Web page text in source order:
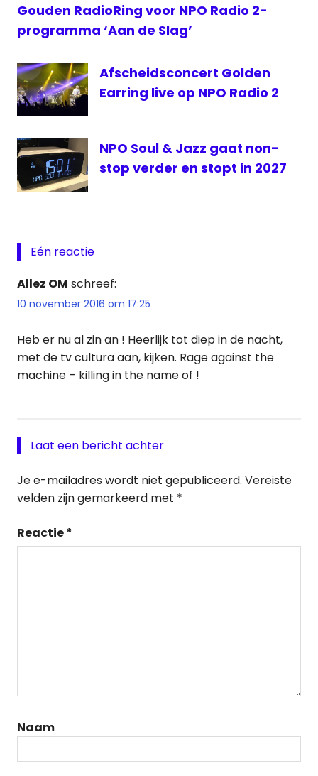
top
2000
2000
a
gogo
Gouden RadioRing voor NPO Radio 2-
programma ‘Aan de Slag’
Afscheidsconcert Golden
Earring live op NPO Radio 2
NPO Soul & Jazz gaat non-
stop verder en stopt in 2027
Eén reactie
Allez OM schreef:
10 november 2016 om 17:25
Heb er nu al zin an ! Heerlijk tot diep in de nacht,
met de tv cultura aan, kijken. Rage against the
machine – killing in the name of !
Laat een bericht achter
Je e-mailadres wordt niet gepubliceerd. Vereiste
velden zijn gemarkeerd met *
Reactie*
Naam